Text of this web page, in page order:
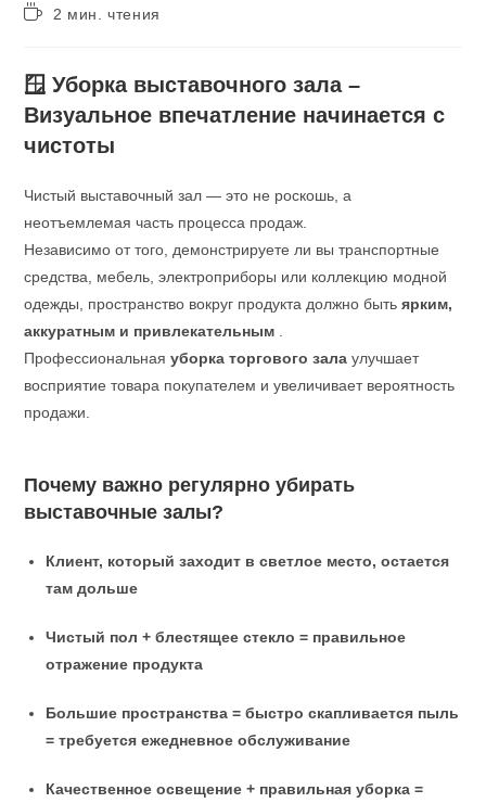
2 мин. чтения
🪟 Уборка выставочного зала –
Визуальное впечатление начинается с
чистоты
Чистый выставочный зал — это не роскошь, а
неотъемлемая часть процесса продаж.
Независимо от того, демонстрируете ли вы транспортные
средства, мебель, электроприборы или коллекцию модной
одежды, пространство вокруг продукта должно бытьярким,
аккуратным и привлекательным
Профессиональнаяуборка торгового зала улучшает
восприятие товара покупателем и увеличивает вероятность
продажи.
Почему важно регулярно убирать
выставочные залы?
Клиент, который заходит в светлое место, остается
там дольше
Чистый пол + блестящее стекло = правильное
отражение продукта
Большие пространства = быстро скапливается пыль
= требуется ежедневное обслуживание
Качественное освещение + правильная уборка =